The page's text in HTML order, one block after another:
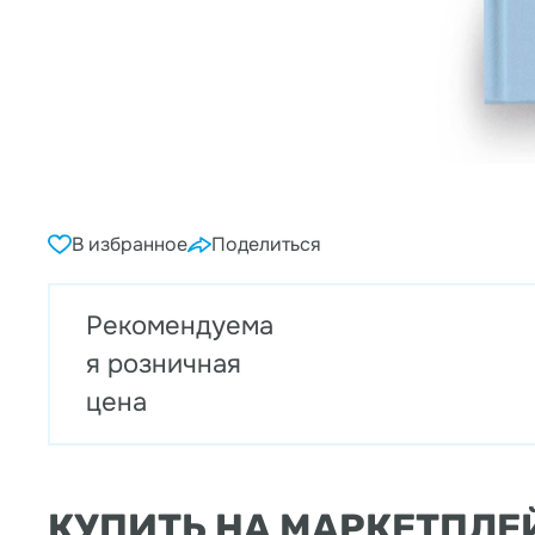
В избранное Поделиться
Рекомендуема
я розничная
цена